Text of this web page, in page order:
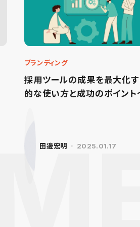
採用ツールの成果を最大化
的な使い方と成功のポイント
ブランディング
田邊宏明 2025.01.17